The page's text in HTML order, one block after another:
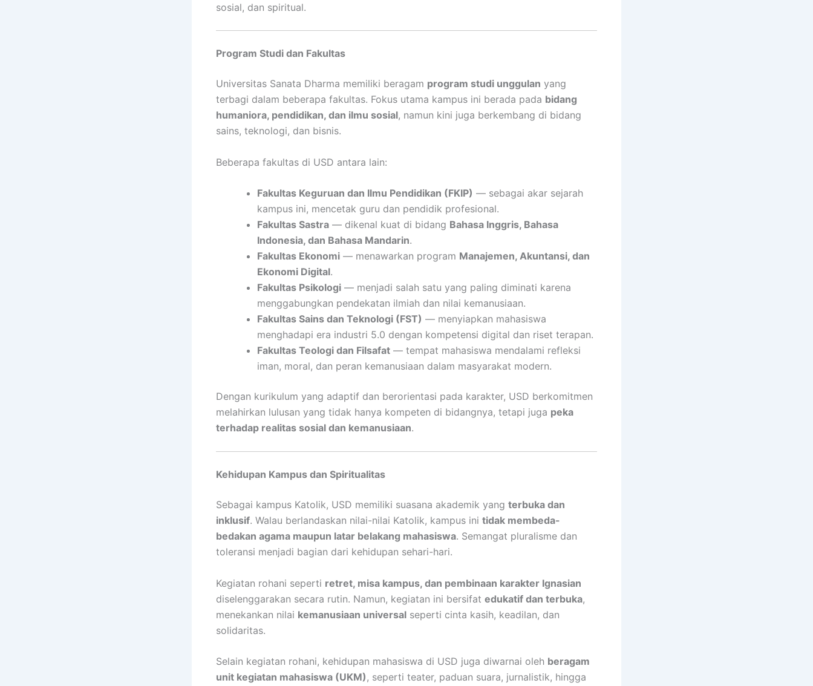
sosial, dan spiritual.
Program Studi dan Fakultas
Universitas Sanata Dharma memiliki beragam program studi unggulan yang
terbagi dalam beberapa fakultas. Fokus utama kampus ini berada pada bidang
humaniora, pendidikan, dan ilmu sosial, namun kini juga berkembang di bidang
sains, teknologi, dan bisnis.
Beberapa fakultas di USD antara lain:
Fakultas Keguruan dan Ilmu Pendidikan (FKIP) — sebagai akar sejarah
kampus ini, mencetak guru dan pendidik profesional.
Fakultas Sastra — dikenal kuat di bidang Bahasa Inggris, Bahasa
Indonesia, dan Bahasa Mandarin.
Fakultas Ekonomi — menawarkan program Manajemen, Akuntansi, dan
Ekonomi Digital.
Fakultas Psikologi — menjadi salah satu yang paling diminati karena
menggabungkan pendekatan ilmiah dan nilai kemanusiaan.
Fakultas Sains dan Teknologi (FST) — menyiapkan mahasiswa
menghadapi era industri 5.0 dengan kompetensi digital dan riset terapan.
Fakultas Teologi dan Filsafat — tempat mahasiswa mendalami refleksi
iman, moral, dan peran kemanusiaan dalam masyarakat modern.
Dengan kurikulum yang adaptif dan berorientasi pada karakter, USD berkomitmen
melahirkan lulusan yang tidak hanya kompeten di bidangnya, tetapi juga peka
terhadap realitas sosial dan kemanusiaan.
Kehidupan Kampus dan Spiritualitas
Sebagai kampus Katolik, USD memiliki suasana akademik yang terbuka dan
inklusif. Walau berlandaskan nilai-nilai Katolik, kampus ini tidak membeda-
bedakan agama maupun latar belakang mahasiswa. Semangat pluralisme dan
toleransi menjadi bagian dari kehidupan sehari-hari.
Kegiatan rohani seperti retret, misa kampus, dan pembinaan karakter Ignasian
diselenggarakan secara rutin. Namun, kegiatan ini bersifat edukatif dan terbuka,
menekankan nilai kemanusiaan universal seperti cinta kasih, keadilan, dan
solidaritas.
Selain kegiatan rohani, kehidupan mahasiswa di USD juga diwarnai oleh beragam
unit kegiatan mahasiswa (UKM), seperti teater, paduan suara, jurnalistik, hingga